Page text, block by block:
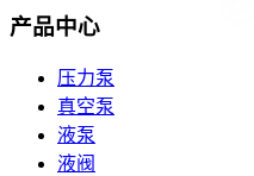
产品中心
压力泵
真空泵
液泵
液阀